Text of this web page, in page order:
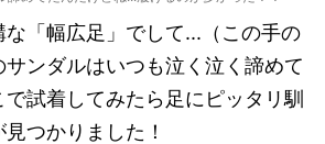
「幅広足」でして...（この手の
ンダルはいつも泣く泣く諦めて
試着してみたら足にピッタリ馴
つかりました！